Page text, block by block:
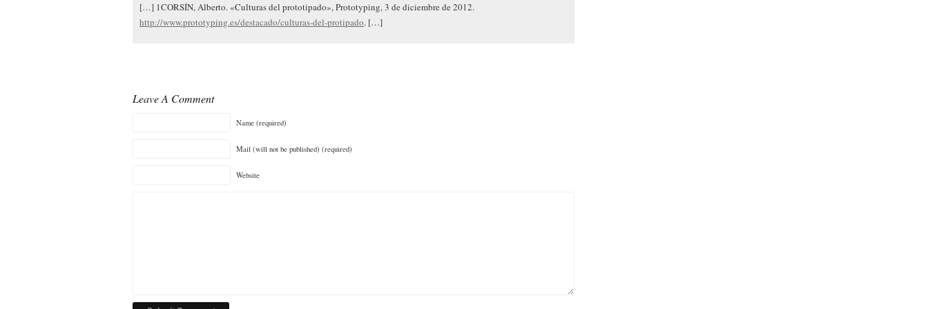
[…] 1CORSÍN, Alberto. «Culturas del prototipado», Prototyping, 3 de diciembre de 2012.
http://www.prototyping.es/destacado/culturas-del-protipado. […]
Leave A Comment
Name (required)
Mail (will not be published) (required)
Website